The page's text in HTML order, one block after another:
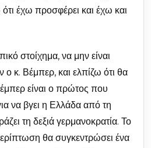
έχω προσφέρει και έχω και
στοίχημα, να μην είναι
ο κ. Βέμπερ, και ελπίζω ότι θα
είναι ο πρώτος που
να βγει η Ελλάδα από τη
τη δεξιά γερμανοκρατία. Το
θα συγκεντρώσει ένα